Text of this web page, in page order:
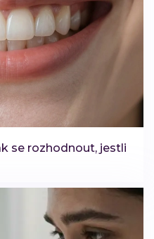
se rozhodnout, jestli